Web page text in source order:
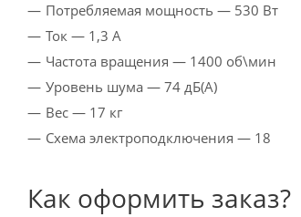
Потребляемая мощность — 530 Вт
Ток — 1,3 A
Частота вращения — 1400 об\мин
Уровень шума — 74 дБ(А)
Вес — 17 кг
Схема электроподключения — 18
Как оформить заказ?